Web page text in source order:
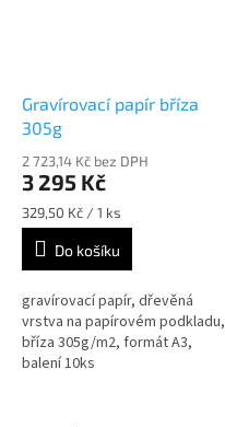
Gravírovací papír bříza
305g
2 723,14 Kč bez DPH
3 295 Kč
Měrná
cena:
329,50 Kč / 1 ks
Do košíku
gravírovací papír, dřevěná
vrstva na papírovém podkladu,
bříza 305g/m2, formát A3,
balení 10ks